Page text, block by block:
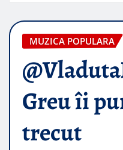
MUZICA POPULARA
Greu îi
trecut